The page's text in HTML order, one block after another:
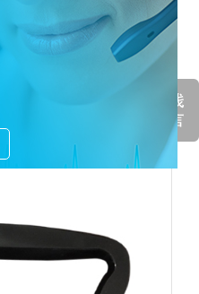
海拔高度的FC回路柜，其外绝缘的
备绝缘试验电压的有关规定；低压
必须与制造厂协商，并满足相关防